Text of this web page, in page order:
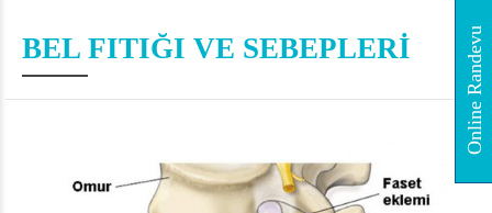
BEL FITIĞI VE SEBEPLERİ Online Randevu